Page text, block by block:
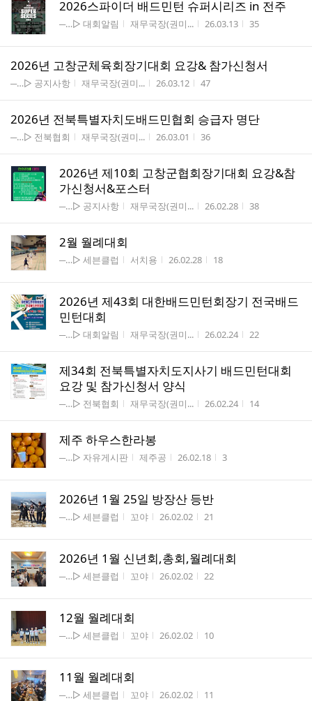
2026스파이더 배드민턴 슈퍼시리즈 in 전주
게시판명
─…▷ 대회알림 작성자
재무국장(권미... 작성시간
26.03.13 조회수
35
2026년 고창군체육회장기대회 요강& 참가신청서
게시판명
─…▷ 공지사항 작성자
재무국장(권미... 작성시간
26.03.12 조회수
47
2026년 전북특별자치도배드민협회 승급자 명단
게시판명
─…▷ 전북협회 작성자
재무국장(권미... 작성시간
26.03.01 조회수
36
2026년 제10회 고창군협회장기대회 요강&참
가신청서&포스터
게시판명
─…▷ 공지사항 작성자
재무국장(권미... 작성시간
26.02.28 조회수
38
2월 월례대회
게시판명
─…▷ 세븐클럽 작성자
서치용 작성시간
26.02.28 조회수
18
2026년 제43회 대한배드민턴회장기 전국배드
민턴대회
게시판명
─…▷ 대회알림 작성자
재무국장(권미... 작성시간
26.02.24 조회수
22
제34회 전북특별자치도지사기 배드민턴대회
요강 및 참가신청서 양식
게시판명
─…▷ 전북협회 작성자
재무국장(권미... 작성시간
26.02.24 조회수
14
제주 하우스한라봉
게시판명
─…▷ 자유게시판 작성자
제주공 작성시간
26.02.18 조회수
3
2026년 1월 25일 방장산 등반
게시판명
─…▷ 세븐클럽 작성자
꼬야 작성시간
26.02.02 조회수
21
2026년 1월 신년회,총회,월례대회
게시판명
─…▷ 세븐클럽 작성자
꼬야 작성시간
26.02.02 조회수
22
12월 월례대회
게시판명
─…▷ 세븐클럽 작성자
꼬야 작성시간
26.02.02 조회수
10
11월 월례대회
게시판명
─…▷ 세븐클럽 작성자
꼬야 작성시간
26.02.02 조회수
11